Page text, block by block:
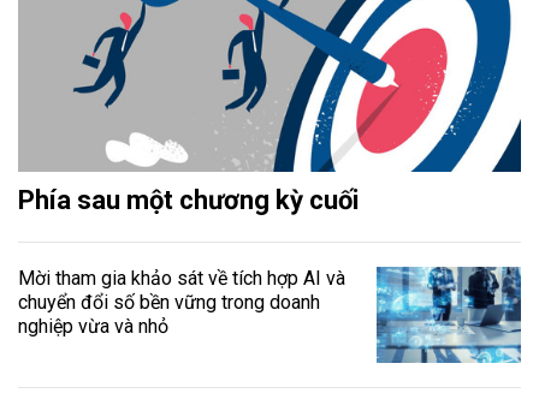
Phía sau một chương kỳ cuối
Mời tham gia khảo sát về tích hợp AI và
chuyển đổi số bền vững trong doanh
nghiệp vừa và nhỏ